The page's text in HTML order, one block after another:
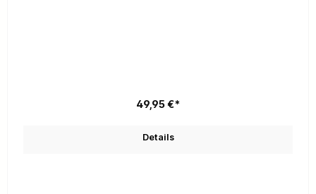
49,95 €*
Details